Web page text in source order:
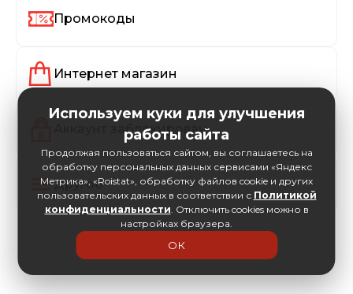
Промокоды
Интернет магазин
Аккаунт заблокирован
Другое
Используем куки для улучшения
работы сайта
Продолжая пользоваться сайтом, вы соглашаетесь на
обработку персональных данных сервисами «Яндекс
Метрика», «Roistat», обработку файлов cookie и других
пользовательских данных в соответствии с Политикой
конфиденциальности. Отключить cookies можно в
настройках браузера.
ОК